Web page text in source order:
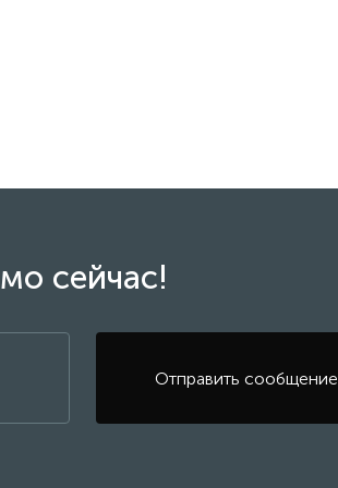
сейчас!
Отправить сообщение